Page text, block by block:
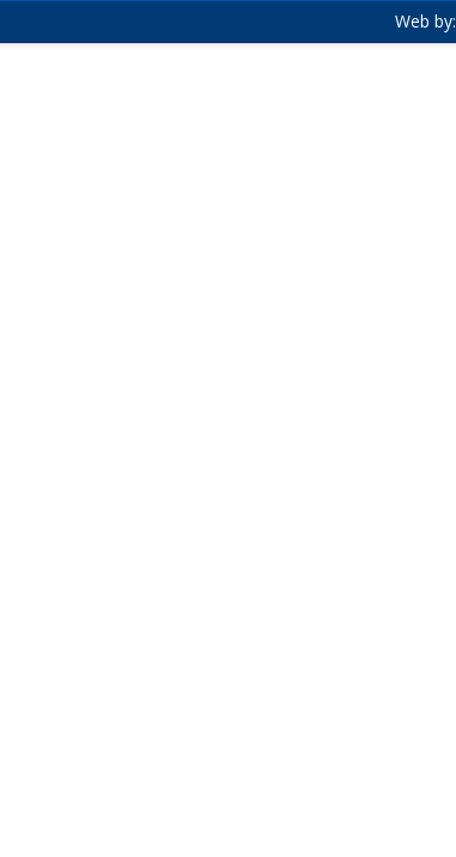
Web by: